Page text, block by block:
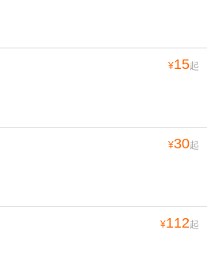
¥15起
¥30起
¥112起